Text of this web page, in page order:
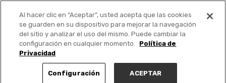
PUBLICA GRATIS +
Al hacer clic en “Aceptar”, usted acepta que las cookies
se guarden en su dispositivo para mejorar la navegación
del sitio y analizar el uso del mismo. Puede cambiar la
configuración en cualquier momento.
Política de
Privacidad
Configuración ACEPTAR